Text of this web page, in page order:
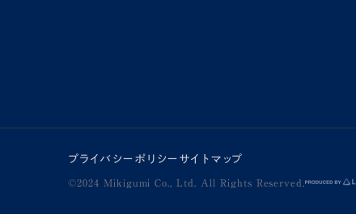
プライバシーポリシー サイトマップ
©2024 Mikigumi Co., Ltd. All Rights Reserved.